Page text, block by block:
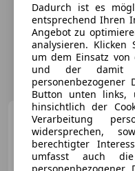
Dadurch ist es
entsprechend Ihren
Angebot zu
analysieren.
um dem Einsatz von
und der damit
personenbezogener
Button unten links,
hinsichtlich der
Verarbeitung
widersprechen,
berechtigter
umfasst auch